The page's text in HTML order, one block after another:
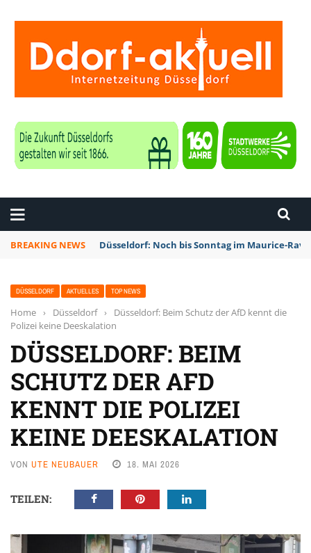
BREAKING NEWS Düsseldorf: Noch bis Sonntag im Maurice-
DÜSSELDORF AKTUELLES TOP NEWS
Home › Düsseldorf ›
Düsseldorf: Beim Schutz der AfD kennt die
Polizei keine Deeskalation
DÜSSELDORF: BEIM
SCHUTZ DER AFD
KENNT DIE POLIZEI
KEINE DEESKALATION
VON UTE NEUBAUER 18. MAI 2026
TEILEN: